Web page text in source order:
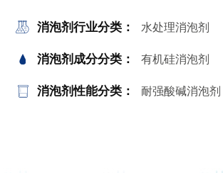
消泡剂行业分类： 水处理消泡剂
消泡剂成分分类： 有机硅消泡剂
消泡剂性能分类： 耐强酸碱消泡剂